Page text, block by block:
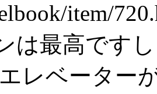
item/
は最高です
レベーター